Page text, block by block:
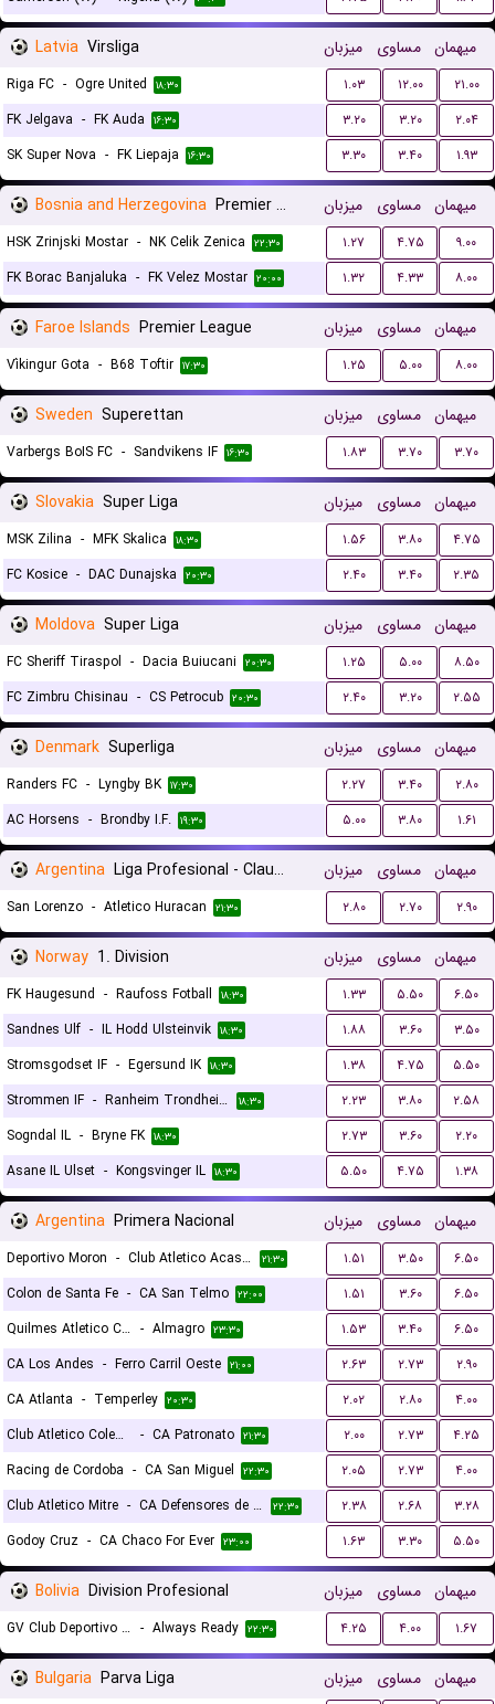
Latvia Virsliga میزبان مساوی میهمان
Riga FC - Ogre United ۱۸:۳۰ ۱.۰۳ ۱۲.۰۰
۲۱.۰۰
FK Jelgava - FK Auda ۱۶:۳۰ ۳.۲۰ ۳.۲۰
۲.۰۴
SK Super Nova - FK Liepaja ۱۶:۳۰ ۳.۳۰ ۳.۴۰ ۱.۹۳
Bosnia and Herzegovina Premier Liga میزبان مساوی میهمان
HSK Zrinjski Mostar - NK Celik Zenica ۲۲:۳۰ ۱.۲۷ ۴.۷۵
۹.۰۰
FK Borac Banjaluka - FK Velez Mostar ۲۰:۰۰ ۱.۳۲ ۴.۳۳ ۸.۰۰
Faroe Islands Premier League میزبان مساوی میهمان
Víkingur Gota - B68 Toftir ۱۷:۳۰ ۱.۲۵ ۵.۰۰ ۸.۰۰
Sweden Superettan میزبان مساوی میهمان
Varbergs BoIS FC - Sandvikens IF ۱۶:۳۰ ۱.۸۳ ۳.۷۰ ۳.۷۰
Slovakia Super Liga میزبان مساوی میهمان
MSK Zilina - MFK Skalica ۱۸:۳۰ ۱.۵۶ ۳.۸۰
۴.۷۵
FC Kosice - DAC Dunajska ۲۰:۳۰ ۲.۴۰ ۳.۴۰ ۲.۳۵
Moldova Super Liga میزبان مساوی میهمان
FC Sheriff Tiraspol - Dacia Buiucani ۲۰:۳۰ ۱.۲۵ ۵.۰۰
۸.۵۰
FC Zimbru Chisinau - CS Petrocub ۲۰:۳۰ ۲.۴۰ ۳.۲۰ ۲.۵۵
Denmark Superliga میزبان مساوی میهمان
Randers FC - Lyngby BK ۱۷:۳۰ ۲.۲۷ ۳.۴۰
۲.۸۰
AC Horsens - Brondby I.F. ۱۹:۳۰ ۵.۰۰ ۳.۸۰ ۱.۶۱
Argentina Liga Profesional - Clausura میزبان مساوی میهمان
San Lorenzo - Atletico Huracan ۲۱:۳۰ ۲.۸۰ ۲.۷۰ ۲.۹۰
Norway 1. Division میزبان مساوی میهمان
FK Haugesund - Raufoss Fotball ۱۸:۳۰ ۱.۳۳ ۵.۵۰
۶.۵۰
Sandnes Ulf - IL Hodd Ulsteinvik ۱۸:۳۰ ۱.۸۸ ۳.۶۰
۳.۵۰
Stromsgodset IF - Egersund IK ۱۸:۳۰ ۱.۳۸ ۴.۷۵
۵.۵۰
Strommen IF - Ranheim Trondheim ۱۸:۳۰ ۲.۲۳ ۳.۸۰
۲.۵۸
Sogndal IL - Bryne FK ۱۸:۳۰ ۲.۷۳ ۳.۶۰
۲.۲۰
Asane IL Ulset - Kongsvinger IL ۱۸:۳۰ ۵.۵۰ ۴.۷۵ ۱.۳۸
Argentina Primera Nacional میزبان مساوی میهمان
Deportivo Moron - Club Atletico Acassuso ۲۱:۳۰ ۱.۵۱ ۳.۵۰
۶.۵۰
Colon de Santa Fe - CA San Telmo ۲۲:۰۰ ۱.۵۱ ۳.۶۰
۶.۵۰
Quilmes Atletico Club - Almagro ۲۳:۳۰ ۱.۵۳ ۳.۴۰
۶.۵۰
CA Los Andes - Ferro Carril Oeste ۲۱:۰۰ ۲.۶۳ ۲.۷۳
۲.۹۰
CA Atlanta - Temperley ۲۰:۳۰ ۲.۰۲ ۲.۸۰
۴.۰۰
Club Atletico Colegiales
- CA Patronato ۲۱:۳۰ ۲.۰۰ ۲.۷۳
۴.۲۵
Racing de Cordoba - CA San Miguel ۲۲:۳۰ ۲.۰۵ ۲.۷۳
۴.۰۰
Club Atletico Mitre - CA Defensores de Belgrano ۲۲:۳۰ ۲.۳۸ ۲.۶۸
۳.۲۸
Godoy Cruz - CA Chaco For Ever ۲۳:۰۰ ۱.۶۳ ۳.۳۰ ۵.۵۰
Bolivia Division Profesional میزبان مساوی میهمان
GV Club Deportivo San Jose de Oruro - Always Ready ۲۲:۳۰ ۴.۲۵ ۴.۰۰ ۱.۶۷
Bulgaria Parva Liga میزبان مساوی میهمان